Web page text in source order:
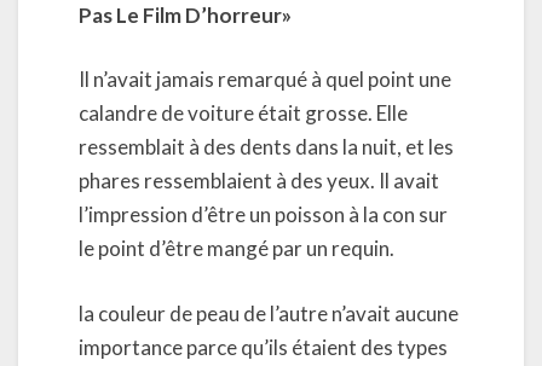
Pas Le Film D’horreur»
Il n’avait jamais remarqué à quel point une
calandre de voiture était grosse. Elle
ressemblait à des dents dans la nuit, et les
phares ressemblaient à des yeux. Il avait
l’impression d’être un poisson à la con sur
le point d’être mangé par un requin.
la couleur de peau de l’autre n’avait aucune
importance parce qu’ils étaient des types